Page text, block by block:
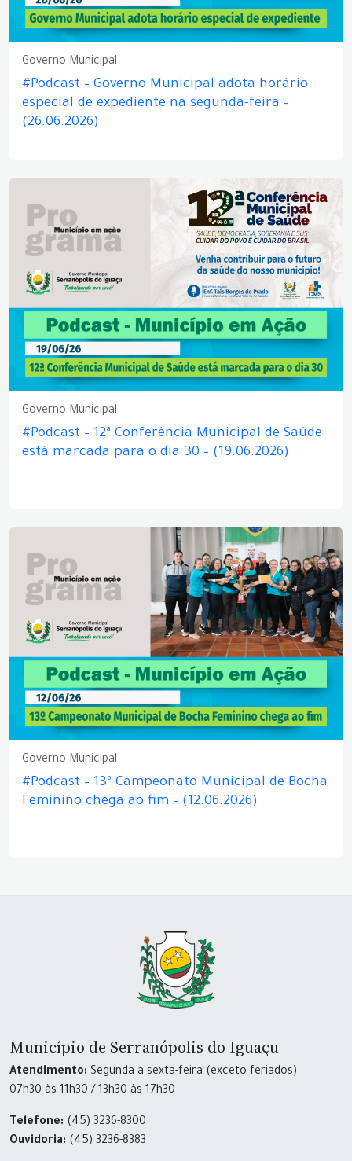
Governo Municipal
#Podcast – Governo Municipal adota horário
especial de expediente na segunda-feira –
(26.06.2026)
Governo Municipal
#Podcast – 12ª Conferência Municipal de Saúde
está marcada para o dia 30 – (19.06.2026)
Governo Municipal
#Podcast – 13º Campeonato Municipal de Bocha
Feminino chega ao fim – (12.06.2026)
Município de Serranópolis do Iguaçu
Atendimento: Segunda a sexta-feira (exceto feriados)
07h30 às 11h30 / 13h30 às 17h30
Telefone: (45) 3236-8300
Ouvidoria: (45) 3236-8383